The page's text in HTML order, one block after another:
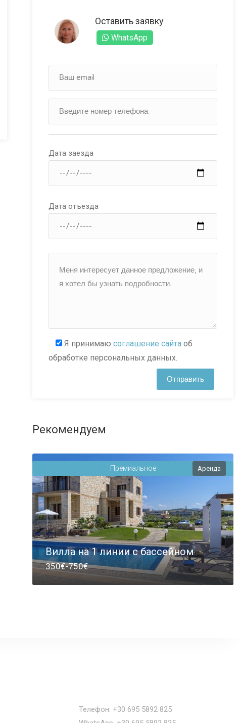
Оставить заявку
WhatsApp
Дата заезда
Дата отъезда
Я принимаю соглашение сайта об
обработке персональных данных.
Рекомендуем
Премиальное Аренда
Вилла на 1 линии с бассейном
350€-750€
Телефон: +30 695 5892 825